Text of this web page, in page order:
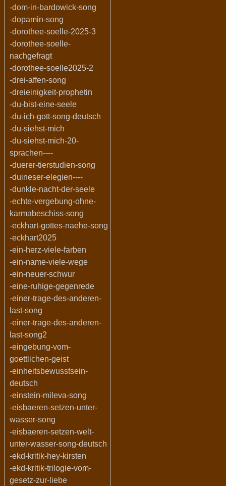
-dom-in-bardowick-song
-dopamin-song
-dorothee-soelle-2025-3
-dorothee-soelle-
nachgefragt
-dorothee-soelle2025-2
-drei-affen-song
-dreieinigkeit-prophetin
-du-bist-eine-seele
-du-ich-gott-song-deutsch
-du-siehst-mich
-du-siehst-mich-20-
sprachen----
-duerer-tierstudien-song
-duineser-elegien----
-dunkle-nacht-der-seele
-echte-vergebung-ohne-
karmabeschiss-song
-eckhart-gottes-naehe-song
-eckhart2025
-ein-herz-viele-farben
-ein-name-viele-wege
-ein-neuer-schwur
-eine-ruhige-gegenrede
-einer-trage-des-anderen-
last-song
-einer-trage-des-anderen-
last-song2
-eingebung-vom-
goettlichen-geist
-einheitsbewusstsein-
deutsch
-einstein-mileva-song
-eisbaeren-setzen-unter-
wasser-song
-eisbaeren-setzen-welt-
unter-wasser-song-deutsch
-ekd-kritik-hey-kirsten
-ekd-kritik-trilogie-vom-
gesetz-zur-liebe